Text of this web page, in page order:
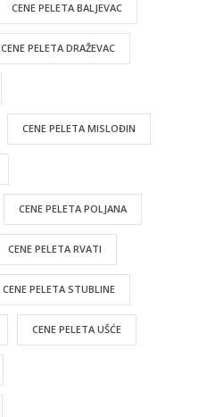
CENE PELETA BALJEVAC
CENE PELETA DRAŽEVAC
CENE PELETA MISLOĐIN
CENE PELETA POLJANA
CENE PELETA RVATI
CENE PELETA STUBLINE
CENE PELETA UŠĆE